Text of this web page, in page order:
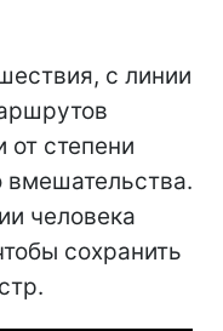
с линии
от степени
вмешательства.
человека
сохранить